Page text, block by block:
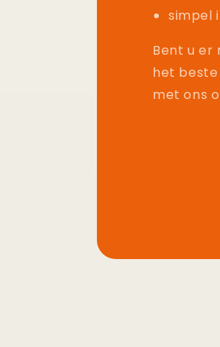
simpel
Bent u er
het
met ons